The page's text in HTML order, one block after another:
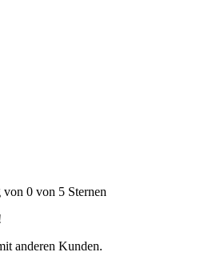
0 von 5 Sternen
anderen Kunden.